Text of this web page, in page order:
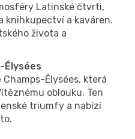
Latinské čtvrti,
knihkupectví a kaváren.
života a
Élysées
Élysées, která
oblouku. Ten
triumfy a nabízí